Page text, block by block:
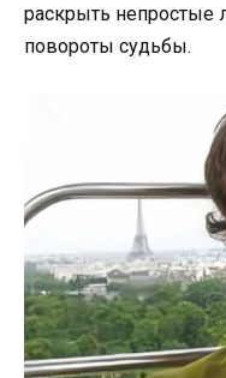
раскрыть непростые
повороты судьбы.